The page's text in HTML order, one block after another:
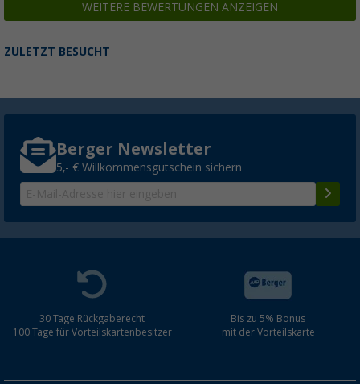
WEITERE BEWERTUNGEN ANZEIGEN
ZULETZT BESUCHT
Berger Newsletter
5,- € Willkommensgutschein sichern
30 Tage Rückgaberecht
100 Tage für Vorteilskartenbesitzer
Bis zu 5% Bonus
mit der Vorteilskarte